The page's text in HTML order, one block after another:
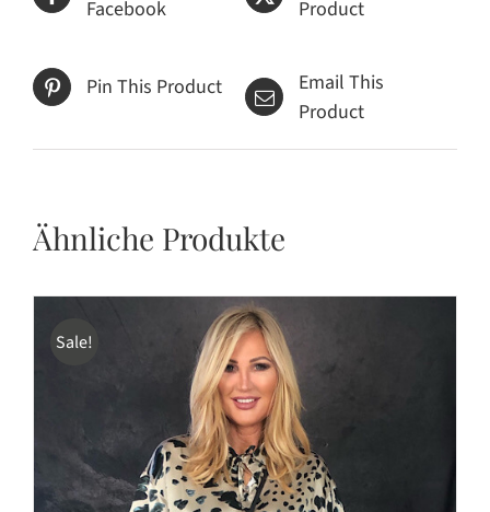
Facebook Product
Pin This Product
Email This
Product
Ähnliche Produkte
Sale!